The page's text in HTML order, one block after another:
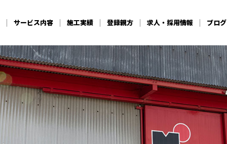
サービス内容 施工実績 登録親方 求人・採用情報 ブログ